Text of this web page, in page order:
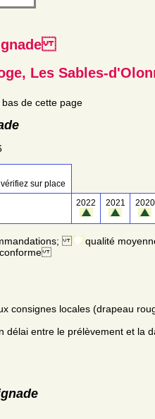
Les Sables-
de cette page
sur place
2022 2021 2020
qualité
conforme
consignes locales (drapeau
délai entre le prélèvement et la